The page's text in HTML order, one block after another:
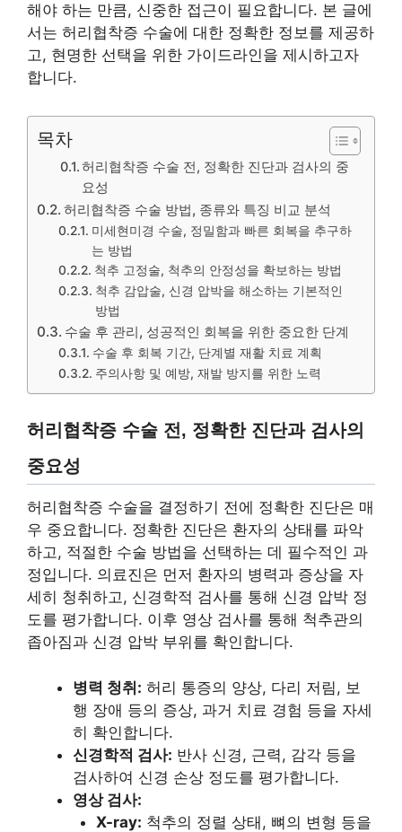
해야 하는 만큼, 신중한 접근이 필요합니다. 본 글에
서는 허리협착증 수술에 대한 정확한 정보를 제공하
고, 현명한 선택을 위한 가이드라인을 제시하고자
합니다.
목차
허리협착증 수술 전, 정확한 진단과 검사의 중
요성
허리협착증 수술 방법, 종류와 특징 비교 분석
미세현미경 수술, 정밀함과 빠른 회복을 추구하
는 방법
척추 고정술, 척추의 안정성을 확보하는 방법
척추 감압술, 신경 압박을 해소하는 기본적인
방법
수술 후 관리, 성공적인 회복을 위한 중요한 단계
수술 후 회복 기간, 단계별 재활 치료 계획
주의사항 및 예방, 재발 방지를 위한 노력
허리협착증 수술 전, 정확한 진단과 검사의
중요성
허리협착증 수술을 결정하기 전에 정확한 진단은 매
우 중요합니다. 정확한 진단은 환자의 상태를 파악
하고, 적절한 수술 방법을 선택하는 데 필수적인 과
정입니다. 의료진은 먼저 환자의 병력과 증상을 자
세히 청취하고, 신경학적 검사를 통해 신경 압박 정
도를 평가합니다. 이후 영상 검사를 통해 척추관의
좁아짐과 신경 압박 부위를 확인합니다.
병력 청취: 허리 통증의 양상, 다리 저림, 보
행 장애 등의 증상, 과거 치료 경험 등을 자세
히 확인합니다.
신경학적 검사: 반사 신경, 근력, 감각 등을
검사하여 신경 손상 정도를 평가합니다.
영상 검사:
X-ray: 척추의 정렬 상태, 뼈의 변형 등을